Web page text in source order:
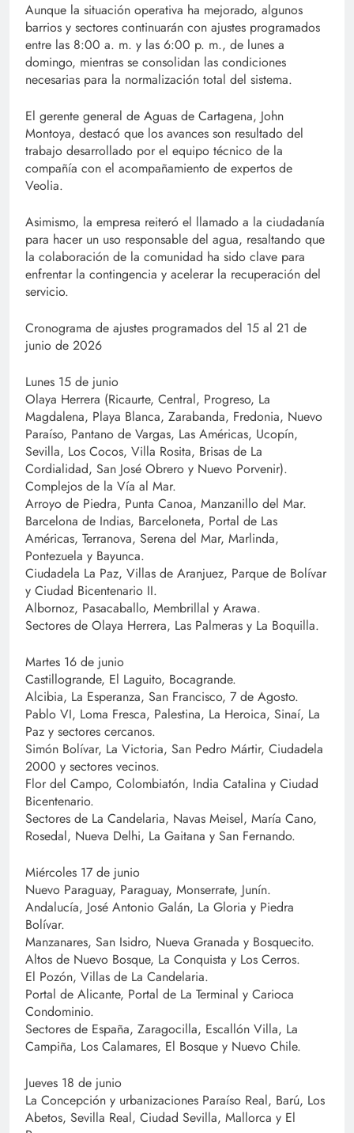
Aunque la situación operativa ha mejorado, algunos
barrios y sectores continuarán con ajustes programados
entre las 8:00 a. m. y las 6:00 p. m., de lunes a
domingo, mientras se consolidan las condiciones
necesarias para la normalización total del sistema.
El gerente general de Aguas de Cartagena, John
Montoya, destacó que los avances son resultado del
trabajo desarrollado por el equipo técnico de la
compañía con el acompañamiento de expertos de
Veolia.
Asimismo, la empresa reiteró el llamado a la ciudadanía
para hacer un uso responsable del agua, resaltando que
la colaboración de la comunidad ha sido clave para
enfrentar la contingencia y acelerar la recuperación del
servicio.
Cronograma de ajustes programados del 15 al 21 de
junio de 2026
Lunes 15 de junio
Olaya Herrera (Ricaurte, Central, Progreso, La
Magdalena, Playa Blanca, Zarabanda, Fredonia, Nuevo
Paraíso, Pantano de Vargas, Las Américas, Ucopín,
Sevilla, Los Cocos, Villa Rosita, Brisas de La
Cordialidad, San José Obrero y Nuevo Porvenir).
Complejos de la Vía al Mar.
Arroyo de Piedra, Punta Canoa, Manzanillo del Mar.
Barcelona de Indias, Barceloneta, Portal de Las
Américas, Terranova, Serena del Mar, Marlinda,
Pontezuela y Bayunca.
Ciudadela La Paz, Villas de Aranjuez, Parque de Bolívar
y Ciudad Bicentenario II.
Albornoz, Pasacaballo, Membrillal y Arawa.
Sectores de Olaya Herrera, Las Palmeras y La Boquilla.
Martes 16 de junio
Castillogrande, El Laguito, Bocagrande.
Alcibia, La Esperanza, San Francisco, 7 de Agosto.
Pablo VI, Loma Fresca, Palestina, La Heroica, Sinaí, La
Paz y sectores cercanos.
Simón Bolívar, La Victoria, San Pedro Mártir, Ciudadela
2000 y sectores vecinos.
Flor del Campo, Colombiatón, India Catalina y Ciudad
Bicentenario.
Sectores de La Candelaria, Navas Meisel, María Cano,
Rosedal, Nueva Delhi, La Gaitana y San Fernando.
Miércoles 17 de junio
Nuevo Paraguay, Paraguay, Monserrate, Junín.
Andalucía, José Antonio Galán, La Gloria y Piedra
Bolívar.
Manzanares, San Isidro, Nueva Granada y Bosquecito.
Altos de Nuevo Bosque, La Conquista y Los Cerros.
El Pozón, Villas de La Candelaria.
Portal de Alicante, Portal de La Terminal y Carioca
Condominio.
Sectores de España, Zaragocilla, Escallón Villa, La
Campiña, Los Calamares, El Bosque y Nuevo Chile.
Jueves 18 de junio
La Concepción y urbanizaciones Paraíso Real, Barú, Los
Abetos, Sevilla Real, Ciudad Sevilla, Mallorca y El